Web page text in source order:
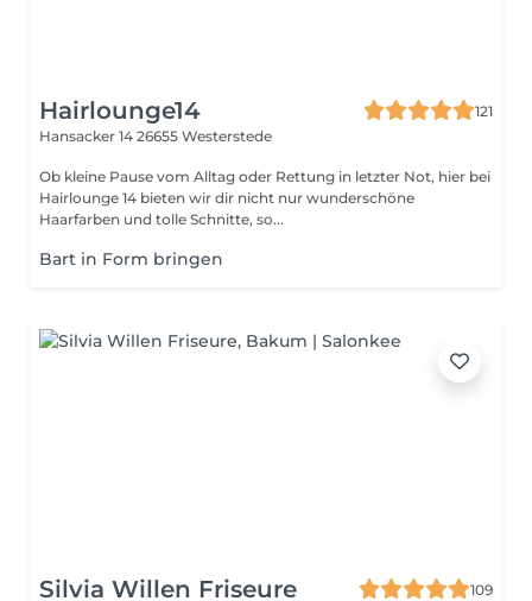
Hairlounge14
121
Hansacker 14 26655 Westerstede
Ob kleine Pause vom Alltag oder Rettung in letzter Not, hier bei
Hairlounge 14 bieten wir dir nicht nur wunderschöne
Haarfarben und tolle Schnitte, so...
Bart in Form bringen
Silvia Willen Friseure 109